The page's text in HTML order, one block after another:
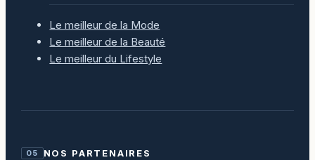
Le meilleur de la Mode
Le meilleur de la Beauté
Le meilleur du Lifestyle
05 NOS PARTENAIRES